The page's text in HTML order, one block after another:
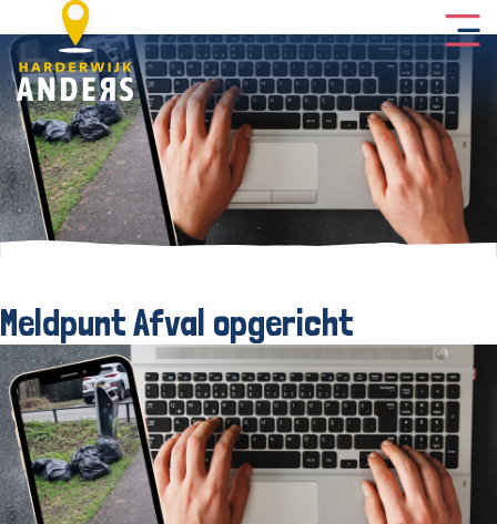
Meldpunt Afval opgericht